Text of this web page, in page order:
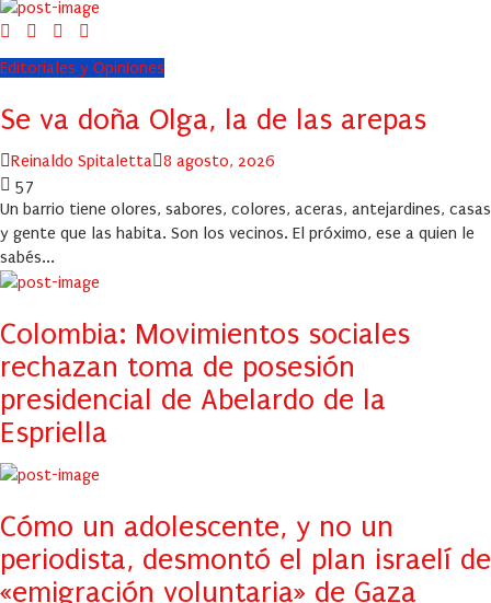
Editoriales y Opiniones
Se va doña Olga, la de las arepas
Author
Reinaldo Spitaletta Posted
8 agosto, 2026
57
Un barrio tiene olores, sabores, colores, aceras, antejardines, casas
y gente que las habita. Son los vecinos. El próximo, ese a quien le
sabés...
Colombia: Movimientos sociales
rechazan toma de posesión
presidencial de Abelardo de la
Espriella
Cómo un adolescente, y no un
periodista, desmontó el plan israelí de
«emigración voluntaria» de Gaza